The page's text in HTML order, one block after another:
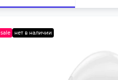
sale нет в наличии